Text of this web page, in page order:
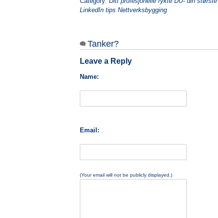
LinkedIn tips Nettverksbygging
Tanker?
Leave a Reply
Name:
Email:
(Your email will not be publicly displayed.)